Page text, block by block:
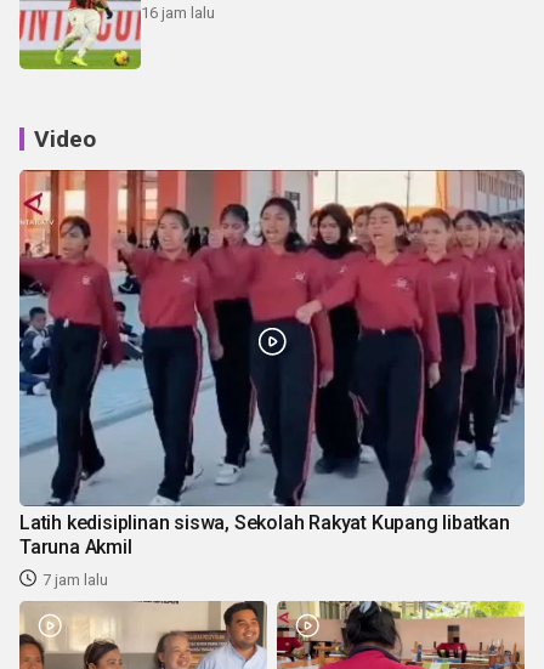
16 jam lalu
Video
Latih kedisiplinan siswa, Sekolah Rakyat Kupang libatkan
Taruna Akmil
7 jam lalu